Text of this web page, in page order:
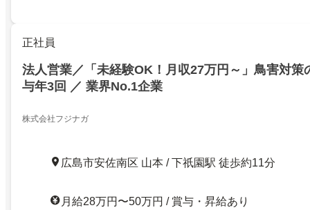
正社員
法人営業／「未経験OK！月収27万円～」鳥害対策
与年3回 ／ 業界No.1企業
株式会社フジナガ
広島市安佐南区 山本 / 下祇園駅 徒歩約11分
月給28万円〜50万円 / 賞与・昇給あり